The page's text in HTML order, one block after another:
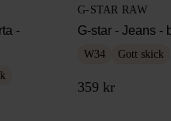
-
G-STAR RAW
G-star - Jeans -
W34 Gott skick
359 kr